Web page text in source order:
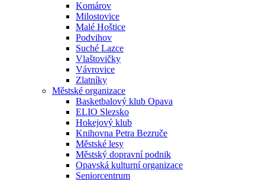
Komárov
Milostovice
Malé Hoštice
Podvihov
Suché Lazce
Vlaštovičky
Vávrovice
Zlatníky
Městské organizace
Basketbalový klub Opava
ELIO Slezsko
Hokejový klub
Knihovna Petra Bezruče
Městské lesy
Městský dopravní podnik
Opavská kulturní organizace
Seniorcentrum